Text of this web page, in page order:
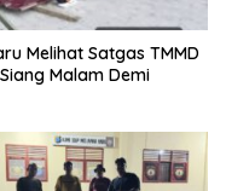
Melihat Satgas TMMD
Malam Demi